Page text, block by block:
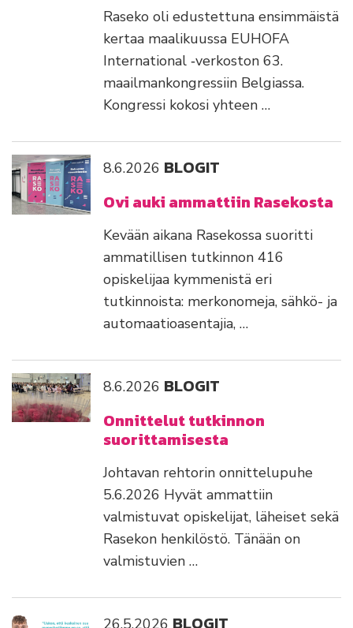
Raseko oli edustettuna ensimmäistä
kertaa maalikuussa EUHOFA
International ‑verkoston 63.
maailmankongressiin Belgiassa.
Kongressi kokosi yhteen …
8.6.2026 BLOGIT
Ovi auki ammattiin Rasekosta
Kevään aikana Rasekossa suoritti
ammatillisen tutkinnon 416
opiskelijaa kymmenistä eri
tutkinnoista: merkonomeja, sähkö- ja
automaatioasentajia, …
8.6.2026 BLOGIT
Onnittelut tutkinnon
suorittamisesta
Johtavan rehtorin onnittelupuhe
5.6.2026 Hyvät ammattiin
valmistuvat opiskelijat, läheiset sekä
Rasekon henkilöstö. Tänään on
valmistuvien …
26.5.2026